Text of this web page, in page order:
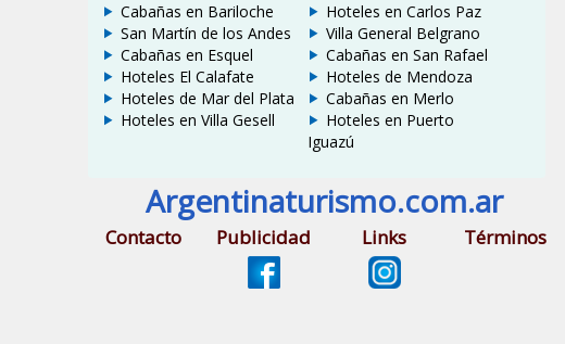
Cabañas en Bariloche
San Martín de los Andes
Cabañas en Esquel
Hoteles El Calafate
Hoteles de Mar del Plata
Hoteles en Villa Gesell
Hoteles en Carlos Paz
Villa General Belgrano
Cabañas en San Rafael
Hoteles de Mendoza
Cabañas en Merlo
Hoteles en Puerto
Iguazú
Argentinaturismo.com.ar
Contacto Publicidad Links Términos